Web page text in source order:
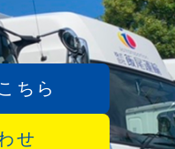
ちら
せ